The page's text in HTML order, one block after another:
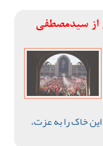
از سیدمصطفی‌‌
خاک را به عزت،